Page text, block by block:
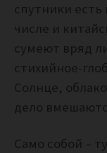
спутники
числе и
сумеют вряд
стихийное-
Солнце,
дело
Само собой –